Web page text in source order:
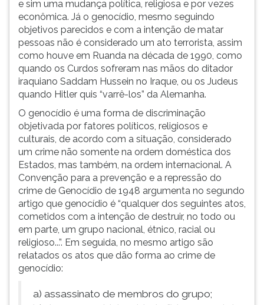
e sim uma mudança política, religiosa e por vezes
econômica. Já o genocídio, mesmo seguindo
objetivos parecidos e com a intenção de matar
pessoas não é considerado um ato terrorista, assim
como houve em Ruanda na década de 1990, como
quando os Curdos sofreram nas mãos do ditador
iraquiano Saddam Hussein no Iraque, ou os Judeus
quando Hitler quis “varrê-los” da Alemanha.
O genocídio é uma forma de discriminação
objetivada por fatores políticos, religiosos e
culturais, de acordo com a situação, considerado
um crime não somente na ordem doméstica dos
Estados, mas também, na ordem internacional. A
Convenção para a prevenção e a repressão do
crime de Genocídio de 1948 argumenta no segundo
artigo que genocídio é “qualquer dos seguintes atos,
cometidos com a intenção de destruir, no todo ou
em parte, um grupo nacional, étnico, racial ou
religioso...”. Em seguida, no mesmo artigo são
relatados os atos que dão forma ao crime de
genocídio:
a) assassinato de membros do grupo;